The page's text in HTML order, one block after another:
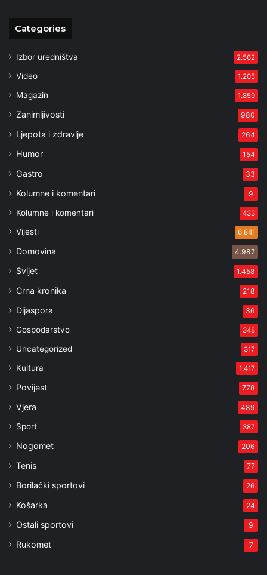
Categories
Izbor uredništva 2.562
Video 1.205
Magazin 1.859
Zanimljivosti 980
Ljepota i zdravlje 264
Humor 154
Gastro 33
Kolumne i komentari 9
Kolumne i komentari 433
Vijesti 6.841
Domovina 4.987
Svijet 1.458
Crna kronika 218
Dijaspora 36
Gospodarstvo 348
Uncategorized 317
Kultura 1.417
Povijest 778
Vjera 489
Sport 387
Nogomet 206
Tenis 77
Borilački sportovi 26
Košarka 24
Ostali sportovi 9
Rukomet 7